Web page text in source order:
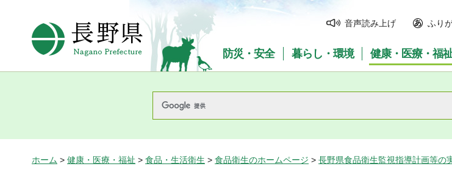
長野県Nagano Prefecture
音声読み上げ ふり
防災・安全 暮らし・環境 健康・医療・福
ホーム > 健康・医療・福祉 > 食品・生活衛生 > 食品衛生のホームページ > 長野県食品衛生監視指導計画等の